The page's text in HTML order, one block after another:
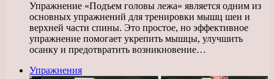
Упражнение «Подъем головы лежа» является одним из
основных упражнений для тренировки мышц шеи и
верхней части спины. Это простое, но эффективное
упражнение помогает укрепить мышцы, улучшить
осанку и предотвратить возникновение…
Упражнения